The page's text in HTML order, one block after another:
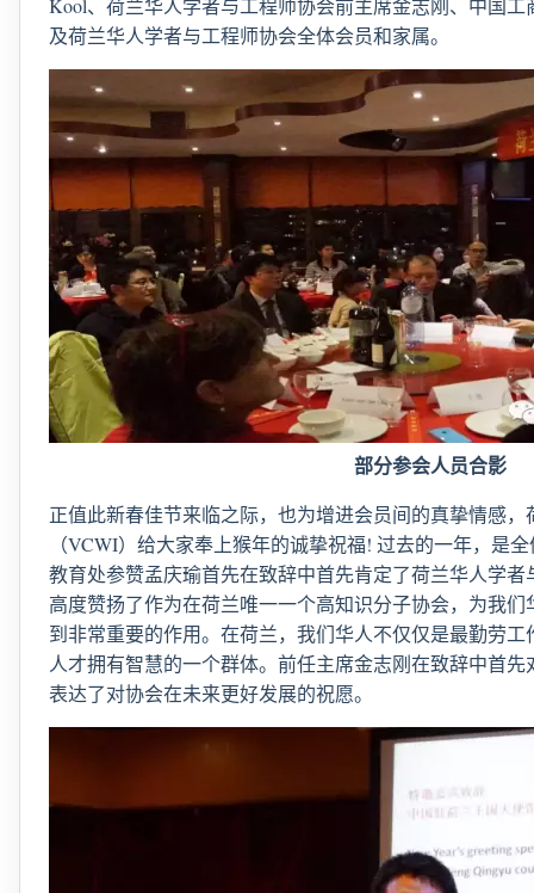
Kool、荷兰华人学者与工程师协会前主席金志刚、中国
及荷兰华人学者与工程师协会全体会员和家属。
部分参会人员合影
正值此新春佳节来临之际，也为增进会员间的真挚情感
（VCWI）给大家奉上猴年的诚挚祝福! 过去的一年，是
教育处参赞孟庆瑜首先在致辞中首先肯定了荷兰华人学
高度赞扬了作为在荷兰唯一一个高知识分子协会，为我
到非常重要的作用。在荷兰，我们华人不仅仅是最勤劳
人才拥有智慧的一个群体。前任主席金志刚在致辞中首
表达了对协会在未来更好发展的祝愿。